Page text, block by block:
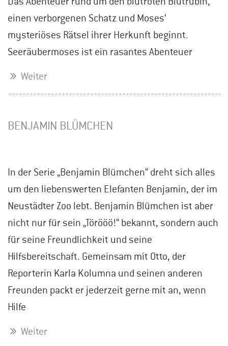
einen verborgenen Schatz und Moses‘
mysteriöses Rätsel ihrer Herkunft beginnt.
Seeräubermoses ist ein rasantes Abenteuer
Weiter
BENJAMIN BLÜMCHEN
In der Serie „Benjamin Blümchen“ dreht sich alles
um den liebenswerten Elefanten Benjamin, der im
Neustädter Zoo lebt. Benjamin Blümchen ist aber
nicht nur für sein „Törööö!“ bekannt, sondern auch
für seine Freundlichkeit und seine
Hilfsbereitschaft. Gemeinsam mit Otto, der
Reporterin Karla Kolumna und seinen anderen
Freunden packt er jederzeit gerne mit an, wenn
Hilfe
Weiter